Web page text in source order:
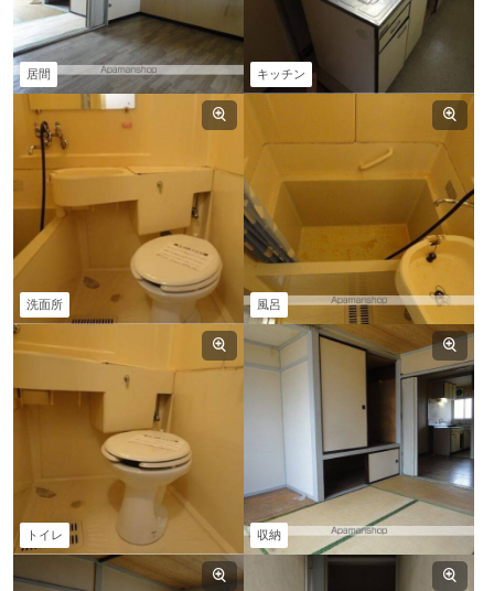
居間 キッチン
洗面所 風呂
トイレ 収納